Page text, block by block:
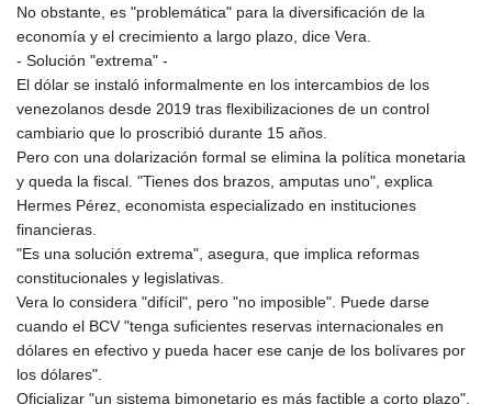
No obstante, es "problemática" para la diversificación de la
economía y el crecimiento a largo plazo, dice Vera.
- Solución "extrema" -
El dólar se instaló informalmente en los intercambios de los
venezolanos desde 2019 tras flexibilizaciones de un control
cambiario que lo proscribió durante 15 años.
Pero con una dolarización formal se elimina la política monetaria
y queda la fiscal. "Tienes dos brazos, amputas uno", explica
Hermes Pérez, economista especializado en instituciones
financieras.
"Es una solución extrema", asegura, que implica reformas
constitucionales y legislativas.
Vera lo considera "difícil", pero "no imposible". Puede darse
cuando el BCV "tenga suficientes reservas internacionales en
dólares en efectivo y pueda hacer ese canje de los bolívares por
los dólares".
Oficializar "un sistema bimonetario es más factible a corto plazo",